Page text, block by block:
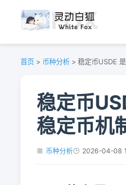
首页 > 币种分析 > 稳定币USDE
稳定币
稳定币机
币种分析 2026-04-08